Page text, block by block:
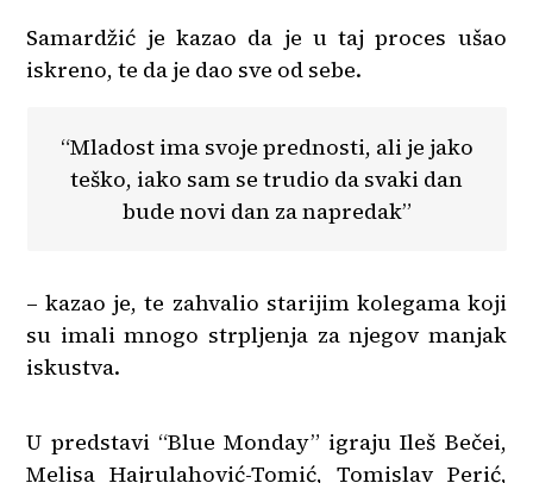
Samardžić je kazao da je u taj proces ušao
iskreno, te da je dao sve od sebe.
“Mladost ima svoje prednosti, ali je jako
teško, iako sam se trudio da svaki dan
bude novi dan za napredak”
– kazao je, te zahvalio starijim kolegama koji
su imali mnogo strpljenja za njegov manjak
iskustva.
U predstavi “Blue Monday” igraju Ileš Bečei,
Melisa Hajrulahović-Tomić, Tomislav Perić,